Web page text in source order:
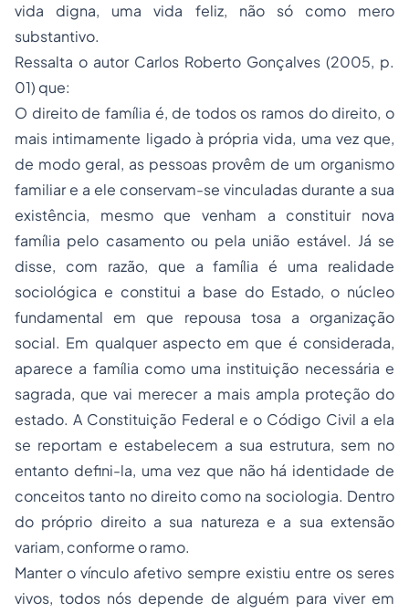
vida digna, uma vida feliz, não só como mero
substantivo.
Ressalta o autor Carlos Roberto Gonçalves (2005, p.
01) que:
O direito de família é, de todos os ramos do direito, o
mais intimamente ligado à própria vida, uma vez que,
de modo geral, as pessoas provêm de um organismo
familiar e a ele conservam-se vinculadas durante a sua
existência, mesmo que venham a constituir nova
família pelo casamento ou pela união estável. Já se
disse, com razão, que a família é uma realidade
sociológica e constitui a base do Estado, o núcleo
fundamental em que repousa tosa a organização
social. Em qualquer aspecto em que é considerada,
aparece a família como uma instituição necessária e
sagrada, que vai merecer a mais ampla proteção do
estado. A Constituição Federal e o Código Civil a ela
se reportam e estabelecem a sua estrutura, sem no
entanto defini-la, uma vez que não há identidade de
conceitos tanto no direito como na sociologia. Dentro
do próprio direito a sua natureza e a sua extensão
variam, conforme o ramo.
Manter o vínculo afetivo sempre existiu entre os seres
vivos, todos nós depende de alguém para viver em